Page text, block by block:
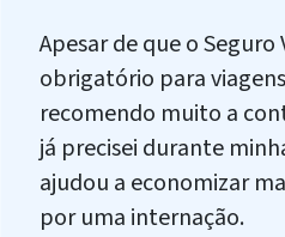
Apesar de que o Seguro
obrigatório para
recomendo muito a
já precisei durante
ajudou a economizar
por uma internação.